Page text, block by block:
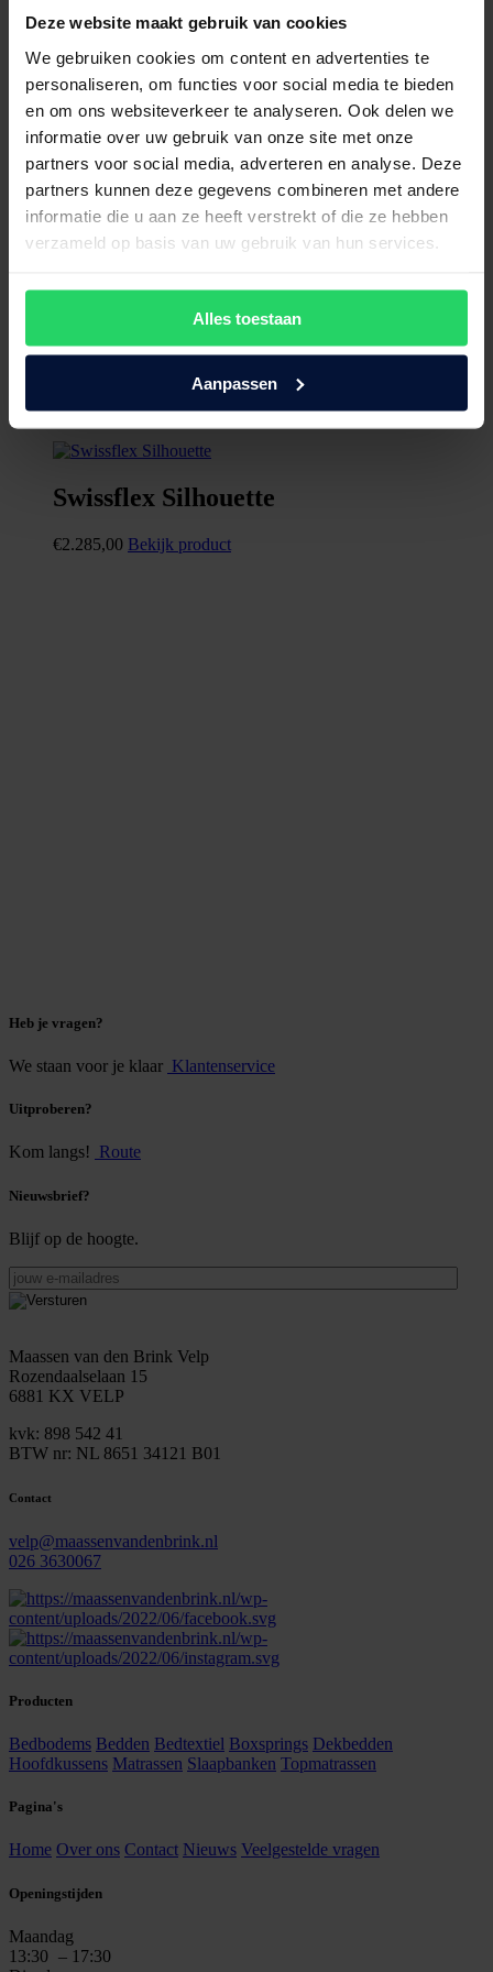
Deze website maakt gebruik van cookies
We gebruiken cookies om content en advertenties te
personaliseren, om functies voor social media te bieden
en om ons websiteverkeer te analyseren. Ook delen we
informatie over uw gebruik van onze site met onze
partners voor social media, adverteren en analyse. Deze
partners kunnen deze gegevens combineren met andere
informatie die u aan ze heeft verstrekt of die ze hebben
verzameld op basis van uw gebruik van hun services.
Alles toestaan
Aanpassen
Swissflex Silhouette
€2.285,00 Bekijk product
Heb je vragen?
We staan voor je klaar Klantenservice
Uitproberen?
Kom langs! Route
Nieuwsbrief?
Blijf op de hoogte.
jouw
e-
mailadres
Maassen van den Brink Velp
Rozendaalselaan 15
6881 KX VELP
kvk: 898 542 41
BTW nr: NL 8651 34121 B01
Contact
velp@maassenvandenbrink.nl
026 3630067
Producten
Bedbodems Bedden Bedtextiel Boxsprings Dekbedden
Hoofdkussens Matrassen Slaapbanken Topmatrassen
Pagina's
Home Over ons Contact Nieuws Veelgestelde vragen
Openingstijden
Maandag
13:30 – 17:30